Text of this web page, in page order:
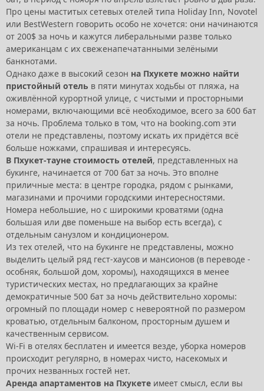
Про цены маститых сетевых отелей типа Holiday Inn, Novotel
или BestWestern говорить особо не хочется: они начинаются
от 200$ за ночь и кажутся либеральными разве только
американцам с их свеженапечатанными зелёными
банкнотами.
Однако даже в высокий сезон на Пхукете можно найти
пристойный отель в пяти минутах ходьбы от пляжа, на
оживлённой курортной улице, с чистыми и просторными
номерами, включающими всё необходимое, всего за 600 бат
за ночь. Проблема только в том, что на booking.com эти
отели не представлены, поэтому искать их придётся всё
больше ножками, спрашивая и интересуясь.
В Пхукет-тауне стоимость отелей, представленных на
букинге, начинается от 700 бат за ночь. Это вполне
приличные места: в центре городка, рядом с рынками,
магазинами и прочими городскими интересностями.
Номера небольшие, но с широкими кроватями (одна
большая или две поменьше на выбор есть всегда), с
отдельным санузлом и кондиционером.
Из тех отелей, что на букинге не представлены, можно
выделить целый ряд гест-хаусов и мансионов (в переводе -
особняк, большой дом, хоромы), находящихся в менее
туристических местах, но предлагающих за крайне
демократичные 500 бат за ночь действительно хоромы:
огромный по площади номер с невероятной по размером
кроватью, отдельным балконом, просторным душем и
качественным сервисом.
Wi-Fi в отелях бесплатен и имеется везде, уборка номеров
происходит регулярно, в номерах чисто, насекомых и
прочих незванных гостей нет.
Аренда апартаментов на Пхукете имеет смысл, если вы